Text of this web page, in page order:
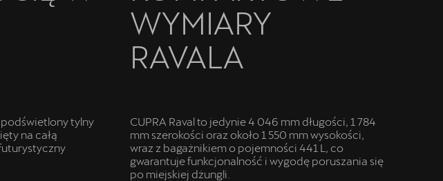
podświetlony tylny
na całą
WYMIARY
RAVALA
CUPRA Raval to jedynie 4 046 mm długości, 1 784
mm szerokości oraz około 1 550 mm wysokości,
wraz z bagażnikiem o pojemności 441 L, co
gwarantuje funkcjonalność i wygodę poruszania się
po miejskiej dżungli.